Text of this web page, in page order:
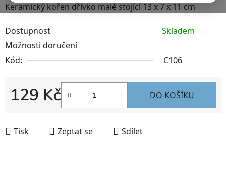
Keramický kořen dřívko malé stojící 13 x 7 x 11 cm
Dostupnost
Skladem
Možnosti doručení
Kód:
C106
129 Kč DO KOŠÍKU
Tisk Zeptat se Sdílet